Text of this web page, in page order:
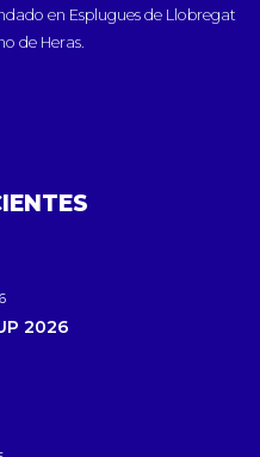
en Esplugues de Llobregat
de Heras.
2026